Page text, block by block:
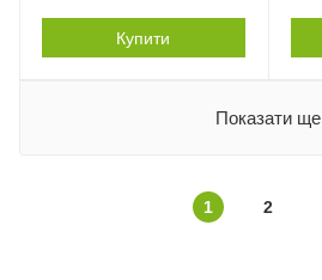
Купити
Показати ще
1 2